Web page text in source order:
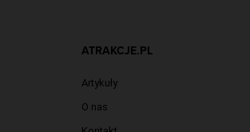
ATRAKCJE.PL
Artykuły
O nas